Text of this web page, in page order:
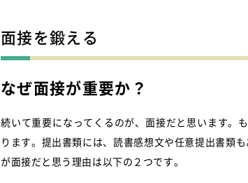
面接を鍛える
なぜ面接が重要か？
続いて重要になってくるのが、面接だと思います。
ります。提出書類には、読書感想文や任意提出書類
が面接だと思う理由は以下の２つです。